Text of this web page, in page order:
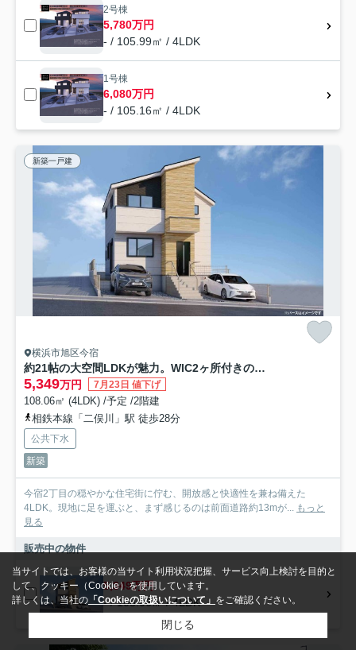
2号棟
5,780万円
- / 105.99㎡ / 4LDK
1号棟
6,080万円
- / 105.16㎡ / 4LDK
新築一戸建
横浜市旭区今宿
約21帖の大空間LDKが魅力。WIC2ヶ所付きの収納豊富な新築4LDK★仲介手数料無料★
5,349万円 7月23日 値下げ
108.06㎡ (4LDK) /予定 /2階建
相鉄本線「二俣川」駅 徒歩28分
公共下水
新築
今宿2丁目の穏やかな住宅街に佇む、開放感と快適性を兼ね備えた
4LDK。現地に足を運ぶと、まず感じるのは前面道路約13mが...
もっと
見る
販売中の物件
5,349万円
- / 108.06㎡ / 4LDK
当サイトでは、お客様の当サイト利用状況把握、サービス向上検討を目的と
して、クッキー（Cookie）を使用しています。
詳しくは、当社の 「Cookieの取扱いについて」 をご確認ください。
閉じる